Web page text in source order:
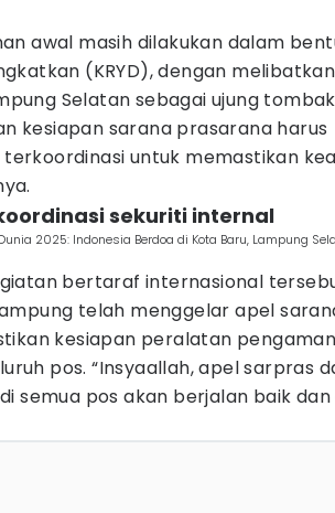
awal masih dilakukan dalam
(KRYD), dengan melibatkan
Selatan sebagai ujung
kesiapan sarana prasarana harus
untuk memastikan
sekuriti internal
2025: Indonesia Berdoa di Kota Baru, Lampung
bertaraf internasional
telah menggelar apel
kesiapan peralatan
pos. “Insyaallah, apel sarpras
semua pos akan berjalan baik dan